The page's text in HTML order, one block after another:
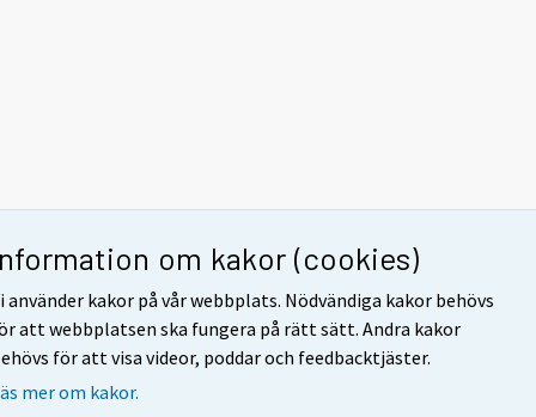
om kakor (cookies)
använder kakor på vår webbplats. Nödvändiga kakor behövs
att webbplatsen ska fungera på rätt sätt. Andra kakor
för att visa videor, poddar och feedbacktjäster.
mer om kakor.